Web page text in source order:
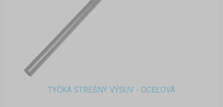
TYČKA STREŠNÝ VÝSUV - OCEĽOVÁ